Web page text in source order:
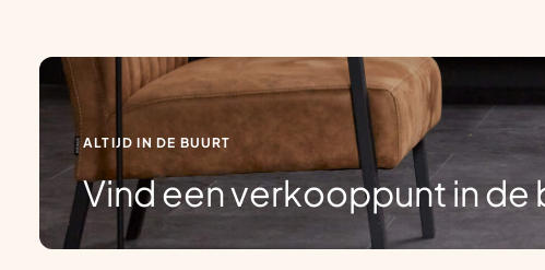
ALTIJD IN DE BUURT
Vind een verkooppunt in de